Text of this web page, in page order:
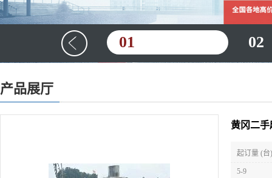
01 02
产品展厅
黄冈二手
起订量 (台)
5-9